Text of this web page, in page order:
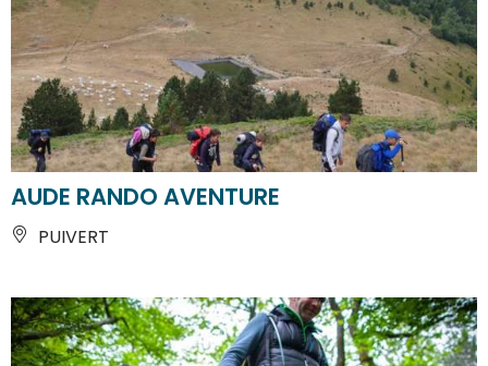
AUDE RANDO AVENTURE
PUIVERT